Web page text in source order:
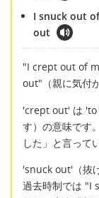
I snuck out
out
"I crept out of
out"（親に気付
'crept out' は 'to
す）の意味です
した」と言って
'snuck out'（抜
過去時制では "I